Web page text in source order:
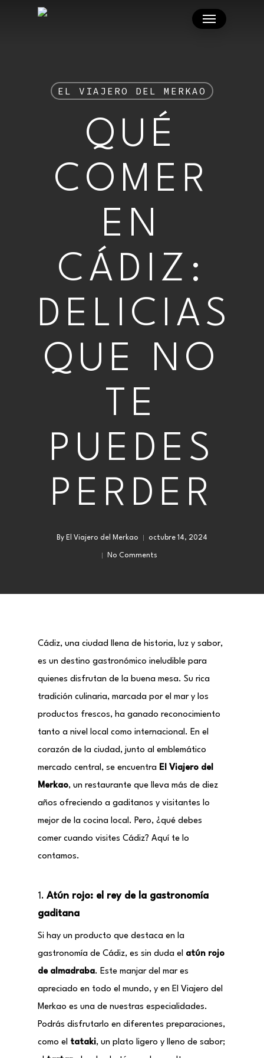
Menu
EL VIAJERO DEL MERKAO
QUÉ
COMER
EN
CÁDIZ:
DELICIAS
QUE NO
TE
PUEDES
PERDER
By El Viajero del Merkao octubre 14, 2024
No Comments
Cádiz, una ciudad llena de historia, luz y sabor,
es un destino gastronómico ineludible para
quienes disfrutan de la buena mesa. Su rica
tradición culinaria, marcada por el mar y los
productos frescos, ha ganado reconocimiento
tanto a nivel local como internacional. En el
corazón de la ciudad, junto al emblemático
mercado central, se encuentra El Viajero del
Merkao, un restaurante que lleva más de diez
años ofreciendo a gaditanos y visitantes lo
mejor de la cocina local. Pero, ¿qué debes
comer cuando visites Cádiz? Aquí te lo
contamos.
1. Atún rojo: el rey de la gastronomía
gaditana
Si hay un producto que destaca en la
gastronomía de Cádiz, es sin duda el atún rojo
de almadraba. Este manjar del mar es
apreciado en todo el mundo, y en El Viajero del
Merkao es una de nuestras especialidades.
Podrás disfrutarlo en diferentes preparaciones,
como el tataki, un plato ligero y lleno de sabor;